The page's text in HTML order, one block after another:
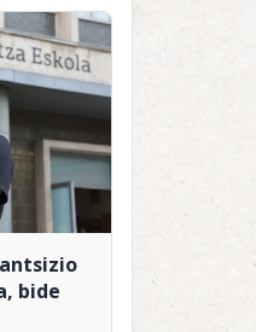
bide